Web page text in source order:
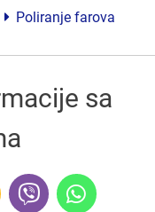
Poliranje farova
sa